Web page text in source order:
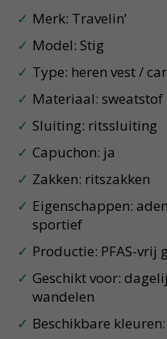
Merk: Travelin’
Model: Stig
Type: heren vest /
Materiaal: sweatstof
Sluiting: ritssluiting
Capuchon: ja
Zakken: ritszakken
Eigenschappen:
sportief
Productie: PFAS-vrij
Geschikt voor:
wandelen
Beschikbare